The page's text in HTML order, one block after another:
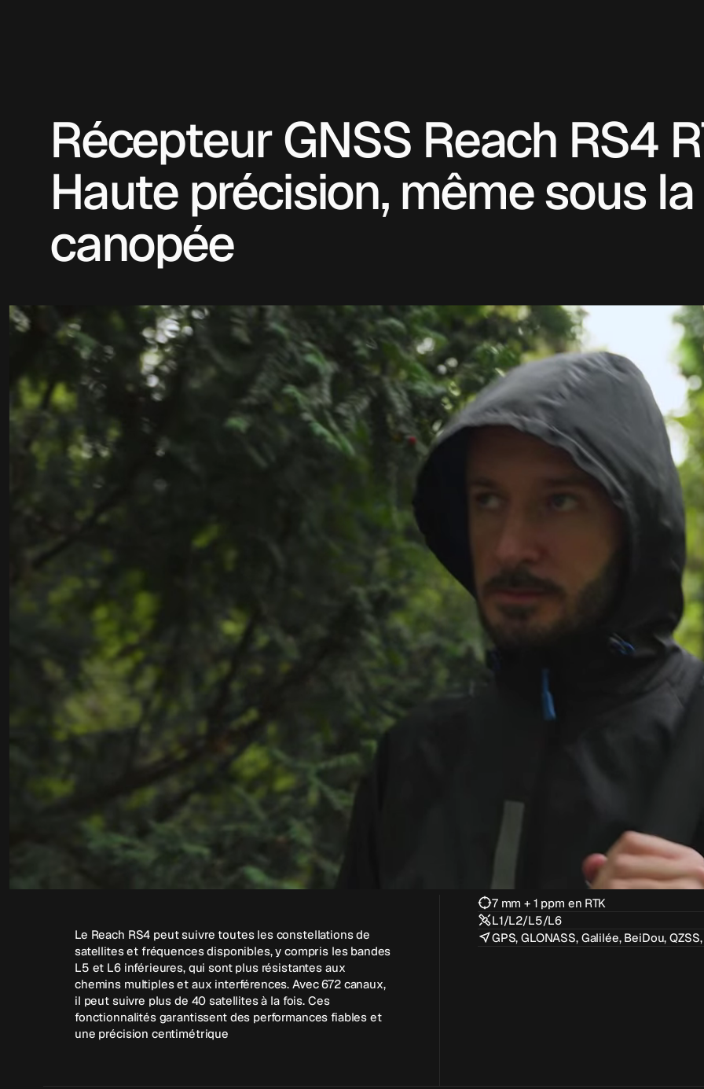
Récepteur GNSS Reach RS4
Haute précision, même sous la
canopée
Le Reach RS4 peut suivre toutes les constellations de
satellites et fréquences disponibles, y compris les bandes
L5 et L6 inférieures, qui sont plus résistantes aux
chemins multiples et aux interférences. Avec 672 canaux,
il peut suivre plus de 40 satellites à la fois. Ces
fonctionnalités garantissent des performances fiables et
une précision centimétrique
7 mm + 1 ppm en RTK
L1/L2/L5/L6
GPS, GLONASS, Galilée, BeiDou,